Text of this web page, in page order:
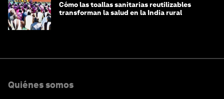
Cómo las toallas sanitarias reutilizables
transforman la salud en la India rural
Quiénes somos